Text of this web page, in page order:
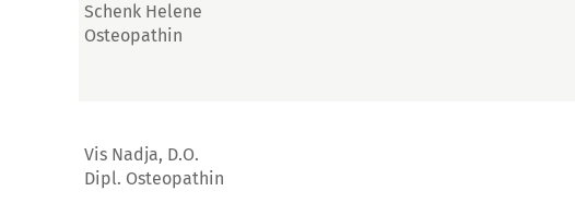
Schenk Helene
Osteopathin
Vis Nadja, D.O.
Dipl. Osteopathin